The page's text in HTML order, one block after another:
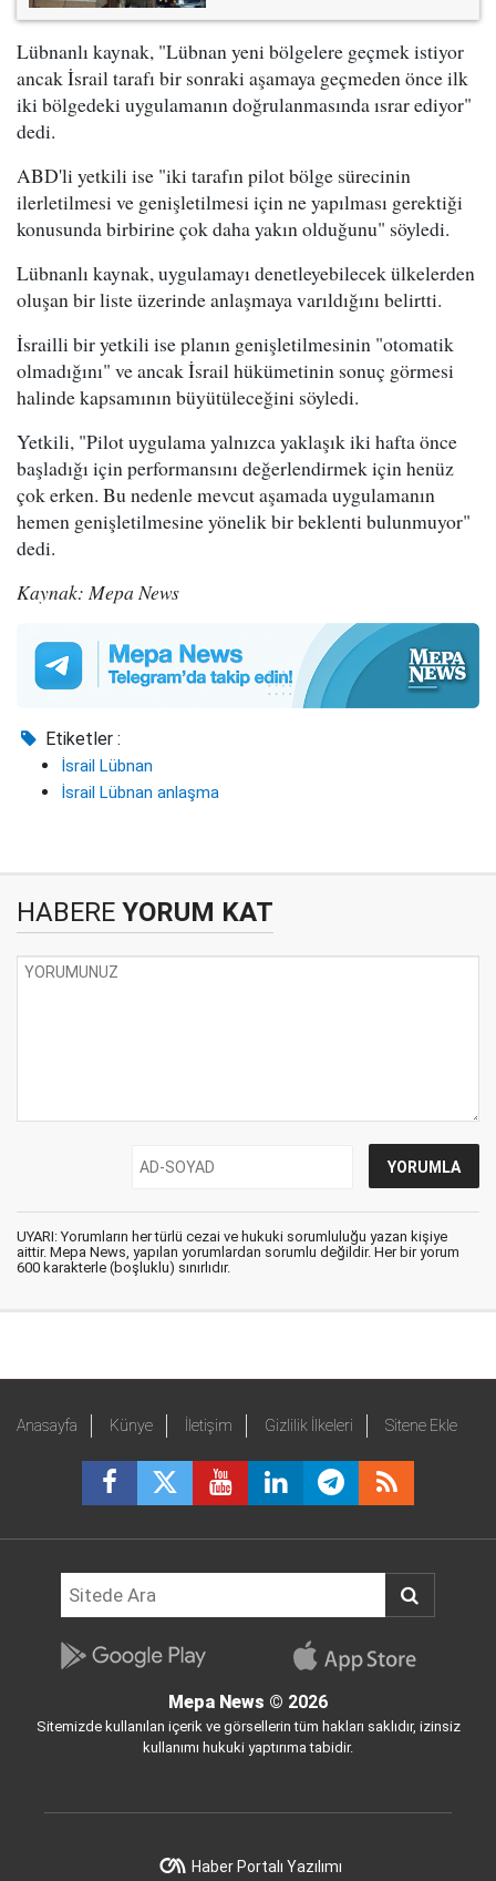
Lübnanlı kaynak, "Lübnan yeni bölgelere geçmek istiyor
ancak İsrail tarafı bir sonraki aşamaya geçmeden önce ilk
iki bölgedeki uygulamanın doğrulanmasında ısrar ediyor"
dedi.
ABD'li yetkili ise "iki tarafın pilot bölge sürecinin
ilerletilmesi ve genişletilmesi için ne yapılması gerektiği
konusunda birbirine çok daha yakın olduğunu" söyledi.
Lübnanlı kaynak, uygulamayı denetleyebilecek ülkelerden
oluşan bir liste üzerinde anlaşmaya varıldığını belirtti.
İsrailli bir yetkili ise planın genişletilmesinin "otomatik
olmadığını" ve ancak İsrail hükümetinin sonuç görmesi
halinde kapsamının büyütüleceğini söyledi.
Yetkili, "Pilot uygulama yalnızca yaklaşık iki hafta önce
başladığı için performansını değerlendirmek için henüz
çok erken. Bu nedenle mevcut aşamada uygulamanın
hemen genişletilmesine yönelik bir beklenti bulunmuyor"
dedi.
Kaynak: Mepa News
Etiketler :
İsrail Lübnan
İsrail Lübnan anlaşma
HABERE YORUM KAT
UYARI: Yorumların her türlü cezai ve hukuki sorumluluğu yazan kişiye
aittir. Mepa News, yapılan yorumlardan sorumlu değildir. Her bir yorum
600 karakterle (boşluklu) sınırlıdır.
Anasayfa Künye İletişim Gizlilik İlkeleri Sitene Ekle
Mepa News © 2026
Sitemizde kullanılan içerik ve görsellerin tüm hakları saklıdır, izinsiz
kullanımı hukuki yaptırıma tabidir.
Haber Portalı Yazılımı